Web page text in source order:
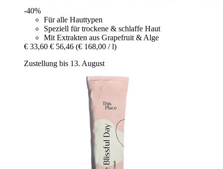
-40%
Für alle Hauttypen
Speziell für trockene & schlaffe Haut
Mit Extrakten aus Grapefruit & Alge
€ 33,60 € 56,46 (€ 168,00 / l)
Zustellung bis 13. August